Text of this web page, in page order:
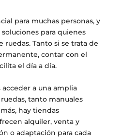
para muchas personas, y
para quienes
ruedas. Tanto si se trata de
contar con el
el día a día.
a una amplia
tanto manuales
hay tiendas
alquiler, venta y
o adaptación para cada